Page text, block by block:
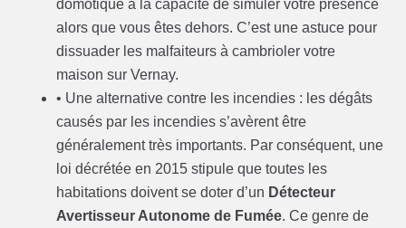
domotique a la capacité de simuler votre présence
alors que vous êtes dehors. C’est une astuce pour
dissuader les malfaiteurs à cambrioler votre
maison sur Vernay.
• Une alternative contre les incendies : les dégâts
causés par les incendies s’avèrent être
généralement très importants. Par conséquent, une
loi décrétée en 2015 stipule que toutes les
habitations doivent se doter d’un Détecteur
Avertisseur Autonome de Fumée. Ce genre de